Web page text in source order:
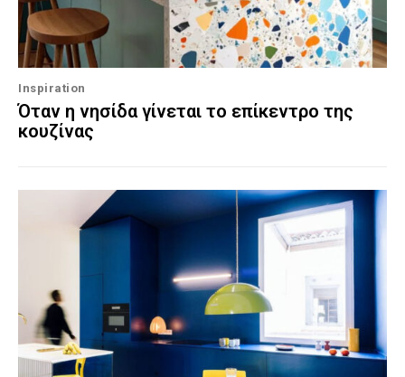
Inspiration
Όταν η νησίδα γίνεται το επίκεντρο της
κουζίνας